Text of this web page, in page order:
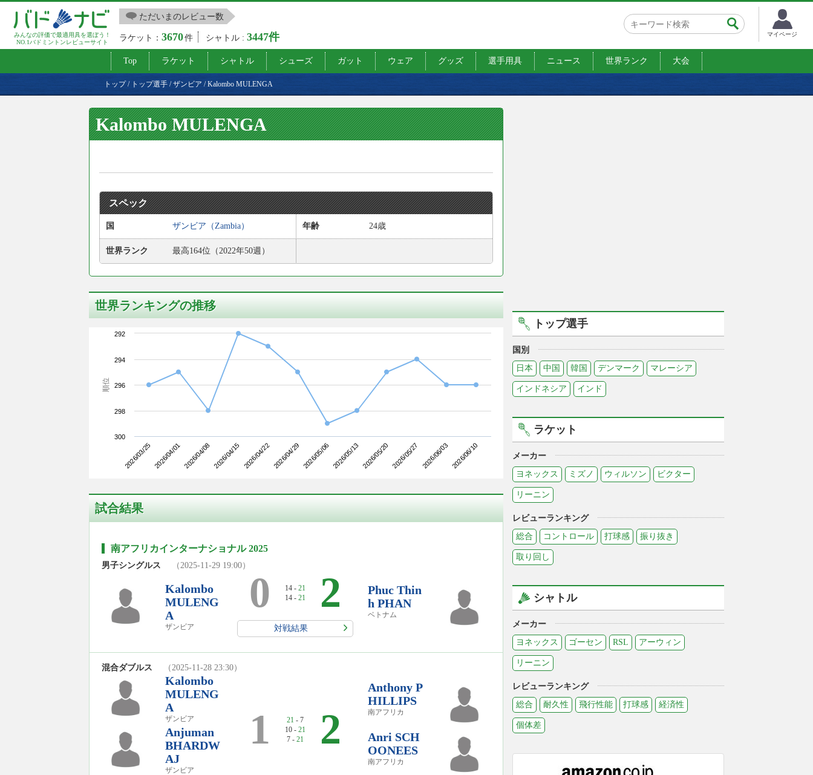
みんなの評価で最適用具を選ぼう！
NO.1バドミントンレビューサイト
ただいまのレビュー数
ラケット：3670件 シャトル :3447件 マイページ
Top ラケット シャトル シューズ ガット ウェア グッズ 選手用具 ニュース 世界ランク 大会
トップ/ トップ選手 /ザンビア /Kalombo MULENGA
Kalombo MULENGA
スペック
国 ザンビア（Zambia） 年齢 24歳
世界ランク 最高164位（2022年50週）
世界ランキングの推移
順位
2026/03/25 2026/04/01 2026/04/08 2026/04/15 2026/04/22 2026/04/29 2026/05/06 2026/05/13 2026/05/20 2026/05/27 2026/06/03 2026/06/10
292
294
296
298
300
試合結果
南アフリカインターナショナル 2025
男子シングルス （2025-11-29 19:00）
Kalombo
MULENG
A
ザンビア
0 14 - 21
14 - 21 2
対戦結果
Phuc Thin
h PHAN
ベトナム
混合ダブルス （2025-11-28 23:30）
Kalombo
MULENG
A
ザンビア
Anjuman
BHARDW
AJ
ザンビア
1 21 - 7
10 - 21
7 - 21 2
Anthony P
HILLIPS
南アフリカ
Anri SCH
OONEES
南アフリカ
トップ選手
国別
日本
中国 韓国 デンマーク マレーシア
インドネシア インド
ラケット
メーカー
ヨネックス
ミズノ ウィルソン ビクター
リーニン
レビューランキング
総合
コントロール 打球感 振り抜き
取り回し
シャトル
メーカー
ヨネックス
ゴーセン RSL アーウィン
リーニン
レビューランキング
総合
耐久性 飛行性能 打球感 経済性
個体差